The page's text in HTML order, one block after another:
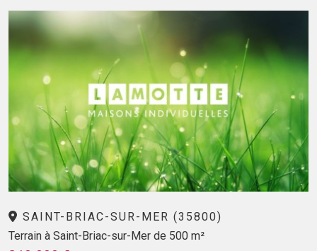
SAINT-BRIAC-SUR-MER (35800)
Terrain à Saint-Briac-sur-Mer de 500 m²